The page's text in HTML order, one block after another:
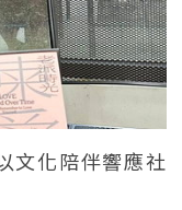
文化陪伴響應社